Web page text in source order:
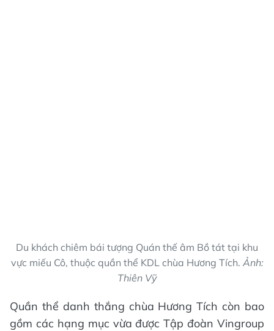
Du khách chiêm bái tượng Quán thế âm Bồ tát tại khu
vực miếu Cô, thuộc quần thể KDL chùa Hương Tích. Ảnh:
Thiên Vỹ
Quần thể danh thắng chùa Hương Tích còn bao
gồm các hạng mục vừa được Tập đoàn Vingroup